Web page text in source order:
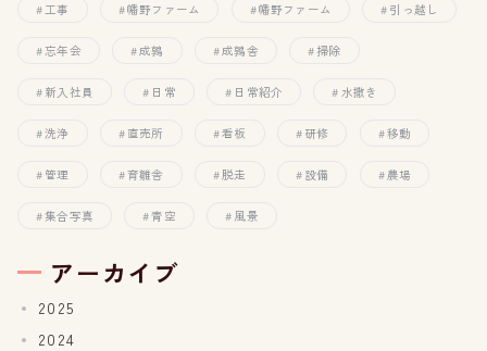
工事 幡野ファーム 幡野ファーム 引っ越し
忘年会 成鶉 成鶉舎 掃除
新入社員 日常 日常紹介 水撒き
洗浄 直売所 看板 研修 移動
管理 育雛舎 脱走 設備 農場
集合写真 青空 風景
アーカイブ
2025
2024